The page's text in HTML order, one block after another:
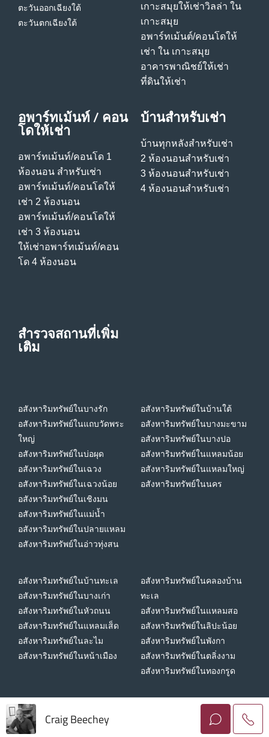
ตะวันออกเฉียงใต้
ตะวันตกเฉียงใต้
เกาะสมุยให้เช่าวิลล่า ใน
เกาะสมุย
อพาร์ทเม้นต์/คอนโดให้
เช่า ใน เกาะสมุย
อาคารพาณิชย์ให้เช่า
ที่ดินให้เช่า
อพาร์ทเม้นท์ / คอน
โดให้เช่า
อพาร์ทเม้นท์/คอนโด 1
ห้องนอน สําหรับเช่า
อพาร์ทเม้นท์/คอนโดให้
เช่า 2 ห้องนอน
อพาร์ทเม้นท์/คอนโดให้
เช่า 3 ห้องนอน
ให้เช่าอพาร์ทเม้นท์/คอน
โด 4 ห้องนอน
บ้านสําหรับเช่า
บ้านทุกหลังสําหรับเช่า
2 ห้องนอนสําหรับเช่า
3 ห้องนอนสําหรับเช่า
4 ห้องนอนสําหรับเช่า
สำรวจสถานที่เพิ่ม
เติม
อสังหาริมทรัพย์ในบางรัก
อสังหาริมทรัพย์ในแถบวัดพระ
ใหญ่
อสังหาริมทรัพย์ในบ่อผุด
อสังหาริมทรัพย์ในเฉวง
อสังหาริมทรัพย์ในเฉวงน้อย
อสังหาริมทรัพย์ในเชิงมน
อสังหาริมทรัพย์ในแม่น้ำ
อสังหาริมทรัพย์ในปลายแหลม
อสังหาริมทรัพย์ในอ่าวทุ่งสน
อสังหาริมทรัพย์ในบ้านใต้
อสังหาริมทรัพย์ในบางมะขาม
อสังหาริมทรัพย์ในบางปอ
อสังหาริมทรัพย์ในแหลมน้อย
อสังหาริมทรัพย์ในแหลมใหญ่
อสังหาริมทรัพย์ในนคร
อสังหาริมทรัพย์ในบ้านทะเล
อสังหาริมทรัพย์ในบางเก่า
อสังหาริมทรัพย์ในหัวถนน
อสังหาริมทรัพย์ในแหลมเส็ด
อสังหาริมทรัพย์ในละไม
อสังหาริมทรัพย์ในหน้าเมือง
อสังหาริมทรัพย์ในคลองบ้าน
ทะเล
อสังหาริมทรัพย์ในแหลมสอ
อสังหาริมทรัพย์ในลิปะน้อย
อสังหาริมทรัพย์ในพังกา
อสังหาริมทรัพย์ในตลิ่งงาม
อสังหาริมทรัพย์ในทองกรูด
ลิขสิทธิ์ © 2026 ฮอไรซอน โฮม เกาะสมุย
Craig Beechey